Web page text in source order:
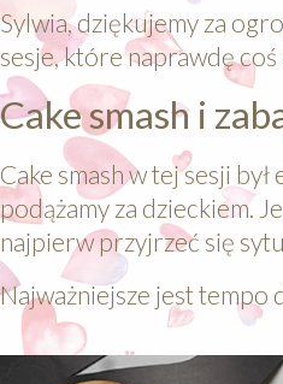
Sylwia, dziękujemy za
sesje, które naprawdę coś
Cake smash i
Cake smash w tej sesji
podążamy za dzieckiem.
najpierw przyjrzeć się
Najważniejsze jest tempo